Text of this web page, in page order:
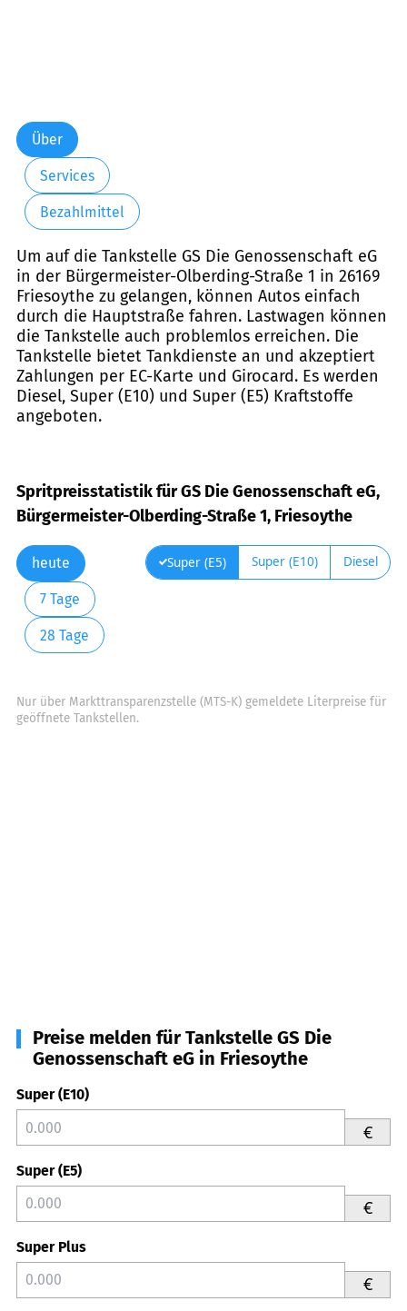
Über
Services
Bezahlmittel
Um auf die Tankstelle GS Die Genossenschaft eG
in der Bürgermeister-Olberding-Straße 1 in 26169
Friesoythe zu gelangen, können Autos einfach
durch die Hauptstraße fahren. Lastwagen können
die Tankstelle auch problemlos erreichen. Die
Tankstelle bietet Tankdienste an und akzeptiert
Zahlungen per EC-Karte und Girocard. Es werden
Diesel, Super (E10) und Super (E5) Kraftstoffe
angeboten.
Spritpreisstatistik für GS Die Genossenschaft eG,
Bürgermeister-Olberding-Straße 1, Friesoythe
heute
7 Tage
28 Tage
Super (E5) Super (E10) Diesel
Nur über Markttransparenzstelle (MTS-K) gemeldete Literpreise für
geöffnete Tankstellen.
Preise melden für Tankstelle GS Die
Genossenschaft eG in Friesoythe
Super (E10)
€
Super (E5)
€
Super Plus
€